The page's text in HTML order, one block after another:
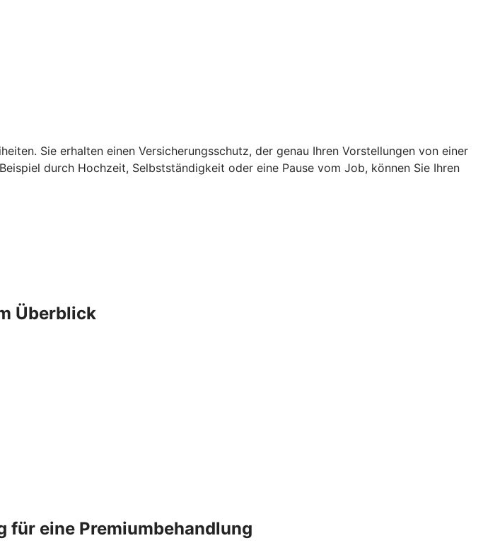
Sie erhalten einen Versicherungsschutz, der genau Ihren Vorstellungen von einer
durch Hochzeit, Selbstständigkeit oder eine Pause vom Job, können Sie Ihren
Überblick
für eine Premiumbehandlung